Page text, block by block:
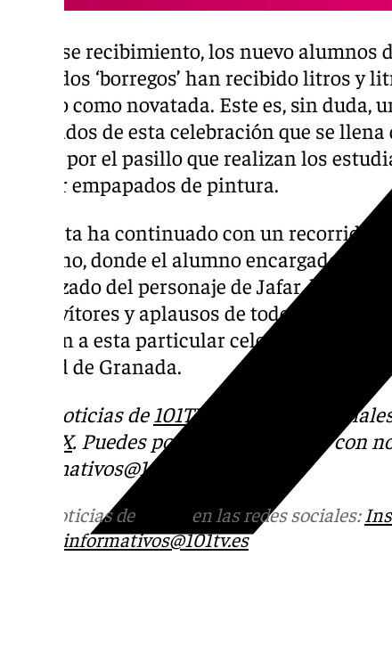
Tras ese recibimiento, los nuevo
llamados ‘borregos’ han recibido litros y
cuerpo como novatada. Este es, sin duda,
esperados de esta celebración que se
pasan por el pasillo que realizan los
acabar empapados de pintura.
La fiesta ha continuado con un recorrido
Derecho, donde el alumno encargado de
disfrazado del personaje de Jafar, ha
entre vítores y aplausos de todos los
colofón a esta particular celebración que
ciudad de Granada.
Más noticias de 101TV en las redes
X. Puedes ponerte en contacto con
informativos@101tv.es
Más noticias de en las redes sociales:
informativos@101tv.es